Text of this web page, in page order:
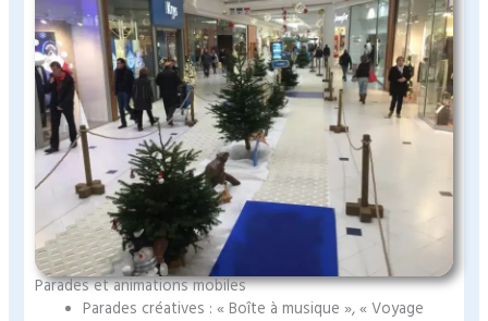
Parades et animations mobiles
Parades créatives : « Boîte à musique », « Voyage